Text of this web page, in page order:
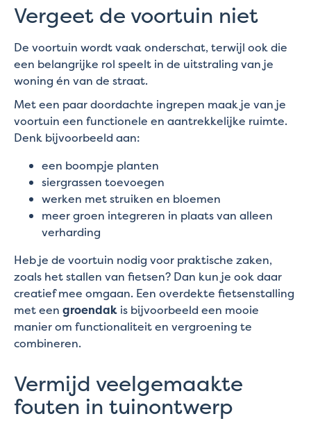
Vergeet de voortuin niet
De voortuin wordt vaak onderschat, terwijl ook die
een belangrijke rol speelt in de uitstraling van je
woning én van de straat.
Met een paar doordachte ingrepen maak je van je
voortuin een functionele en aantrekkelijke ruimte.
Denk bijvoorbeeld aan:
een boompje planten
siergrassen toevoegen
werken met struiken en bloemen
meer groen integreren in plaats van alleen
verharding
Heb je de voortuin nodig voor praktische zaken,
zoals het stallen van fietsen? Dan kun je ook daar
creatief mee omgaan. Een overdekte fietsenstalling
met een groendak is bijvoorbeeld een mooie
manier om functionaliteit en vergroening te
combineren.
Vermijd veelgemaakte
fouten in tuinontwerp